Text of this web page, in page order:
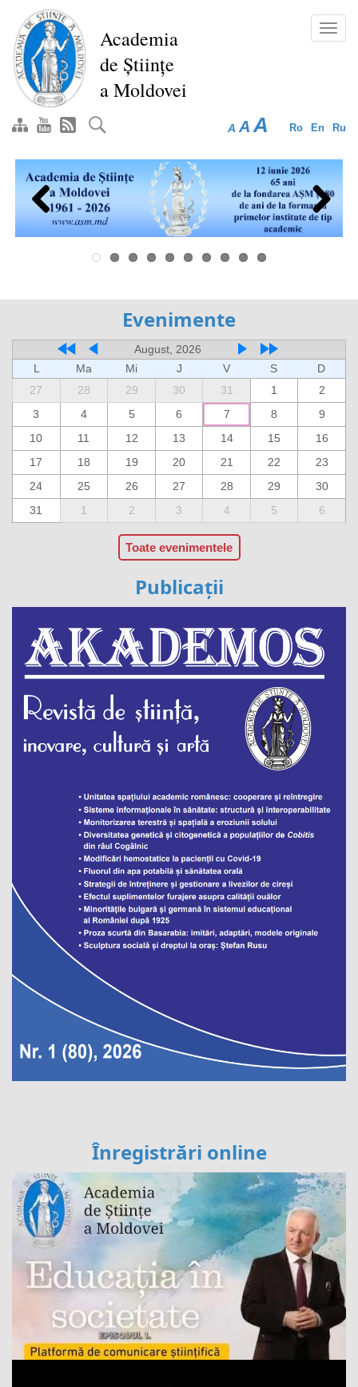
Перейти
основному
содержанию
Academia
de Științe
a Moldovei
Ro En Ru
A A A
Previous Next
Evenimente
August, 2026
L
Ma Mi J V S
D
27
28 29 30 31 1
2
3
4 5 6 7 8
9
10
11 12 13 14 15
16
17
18 19 20 21 22
23
24
25 26 27 28 29
30
31
1 2 3 4 5 6
Toate evenimentele
Publicații
Înregistrări online